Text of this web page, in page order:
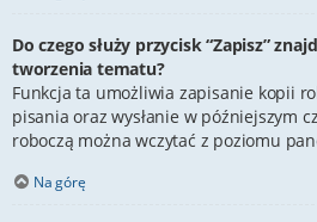
Do czego służy przycisk “Zapisz”
tworzenia tematu?
Funkcja ta umożliwia zapisanie kopii
pisania oraz wysłanie w późniejszym
roboczą można wczytać z poziomu
Na górę